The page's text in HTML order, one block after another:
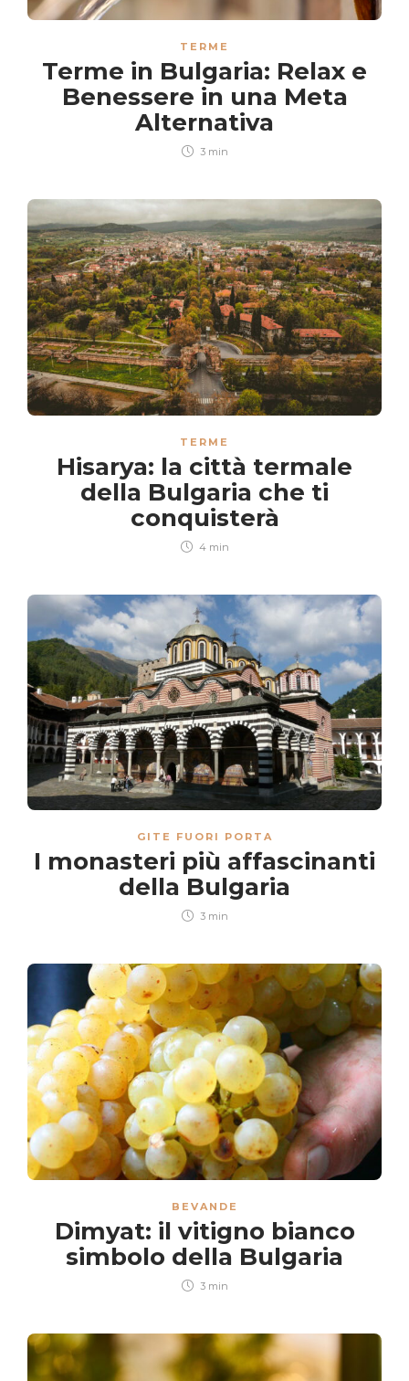
TERME
Terme in Bulgaria: Relax e
Benessere in una Meta
Alternativa
3 min
TERME
Hisarya: la città termale
della Bulgaria che ti
conquisterà
4 min
GITE FUORI PORTA
I monasteri più affascinanti
della Bulgaria
3 min
BEVANDE
Dimyat: il vitigno bianco
simbolo della Bulgaria
3 min